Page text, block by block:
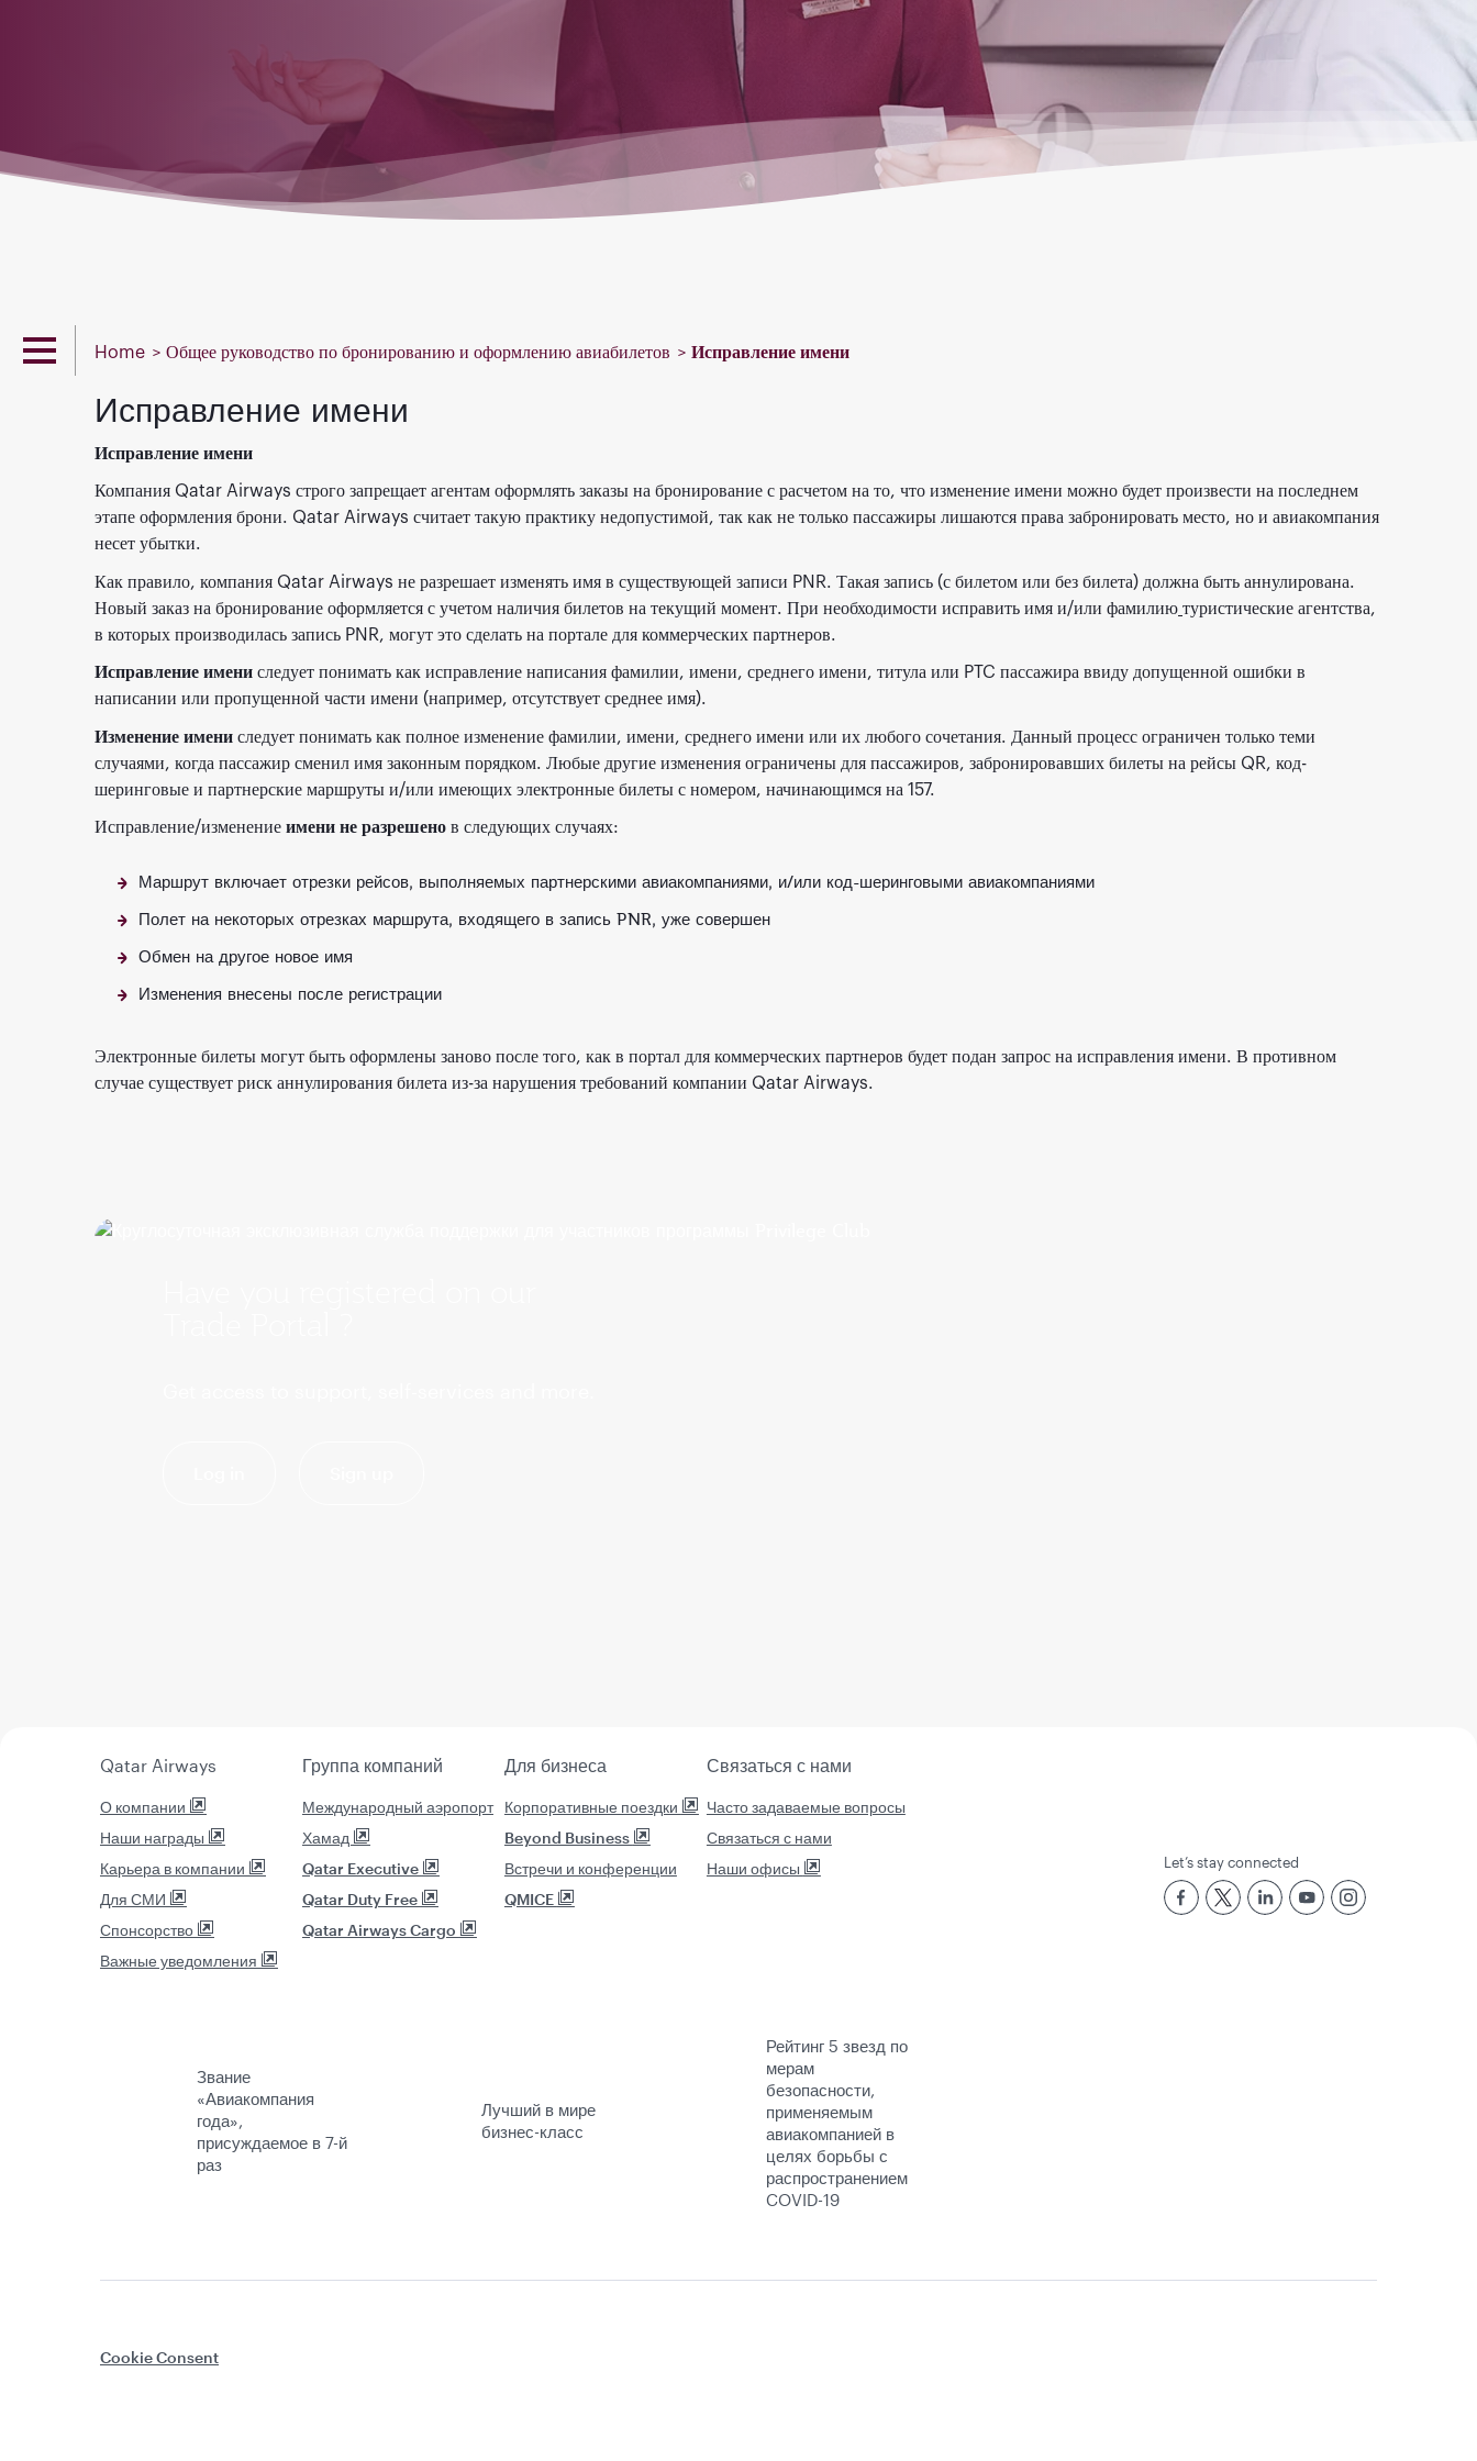
Home Общее руководство по бронированию и оформлению авиабилетов Исправление имени
Исправление имени
Исправление имени
Компания Qatar Airways строго запрещает агентам оформлять заказы на бронирование с расчетом на то, что изменение имени можно будет произвести на последнем
этапе оформления брони. Qatar Airways считает такую практику недопустимой, так как не только пассажиры лишаются права забронировать место, но и авиакомпания
несет убытки.
Как правило, компания Qatar Airways не разрешает изменять имя в существующей записи PNR. Такая запись (с билетом или без билета) должна быть аннулирована.
Новый заказ на бронирование оформляется с учетом наличия билетов на текущий момент. При необходимости исправить имя и/или фамилию туристические агентства,
в которых производилась запись PNR, могут это сделать на портале для коммерческих партнеров.
Исправление имени следует понимать как исправление написания фамилии, имени, среднего имени, титула или PTC пассажира ввиду допущенной ошибки в
написании или пропущенной части имени (например, отсутствует среднее имя).
Изменение имени следует понимать как полное изменение фамилии, имени, среднего имени или их любого сочетания. Данный процесс ограничен только теми
случаями, когда пассажир сменил имя законным порядком. Любые другие изменения ограничены для пассажиров, забронировавших билеты на рейсы QR, код-
шеринговые и партнерские маршруты и/или имеющих электронные билеты с номером, начинающимся на 157.
Исправление/изменение имени не разрешено в следующих случаях:
Маршрут включает отрезки рейсов, выполняемых партнерскими авиакомпаниями, и/или код-шеринговыми авиакомпаниями
Полет на некоторых отрезках маршрута, входящего в запись PNR, уже совершен
Обмен на другое новое имя
Изменения внесены после регистрации
Электронные билеты могут быть оформлены заново после того, как в портал для коммерческих партнеров будет подан запрос на исправления имени. В противном
случае существует риск аннулирования билета из-за нарушения требований компании Qatar Airways.
Qatar Airways Группа компаний Для бизнеса Связаться с нами
О компании
Наши награды
Карьера в компании
Для СМИ
Спонсорство
Важные уведомления
Международный аэропорт
Хамад
Qatar Executive
Qatar Duty Free
Qatar Airways Cargo
Корпоративные поездки
Beyond Business
Встречи и конференции
QMICE
Часто задаваемые вопросы
Связаться с нами
Наши офисы
Let’s stay connected
Звание
«Авиакомпания
года»,
присуждаемое в 7-й
раз
Лучший в мире
бизнес-класс
Рейтинг 5 звезд по
мерам
безопасности,
применяемым
авиакомпанией в
целях борьбы с
распространением
COVID-19
Cookie Consent